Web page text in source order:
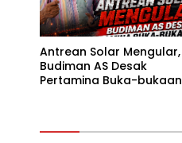
Antrean Solar Mengular,
Budiman AS Desak
Pertamina Buka-bukaan